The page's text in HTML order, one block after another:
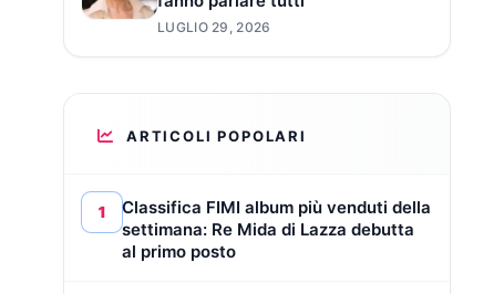
LUGLIO 29, 2026
ARTICOLI POPOLARI
1
Classifica FIMI album più venduti della
settimana: Re Mida di Lazza debutta
al primo posto